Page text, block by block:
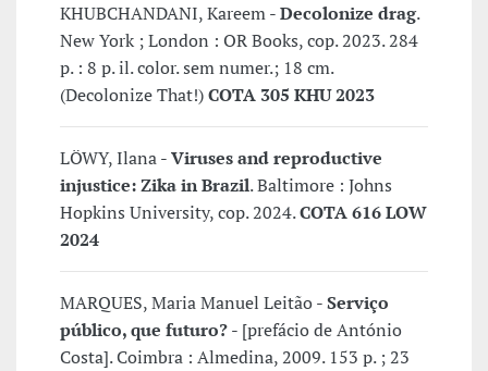
KHUBCHANDANI, Kareem -Decolonize drag.
New York ; London : OR Books, cop. 2023. 284
p. : 8 p. il. color. sem numer.; 18 cm.
(Decolonize That!)COTA 305 KHU 2023
LÖWY, Ilana -Viruses and reproductive
injustice: Zika in Brazil. Baltimore : Johns
Hopkins University, cop. 2024.COTA 616 LOW
2024
MARQUES, Maria Manuel Leitão -Serviço
público, que futuro?- [prefácio de António
Costa]. Coimbra : Almedina, 2009. 153 p. ; 23